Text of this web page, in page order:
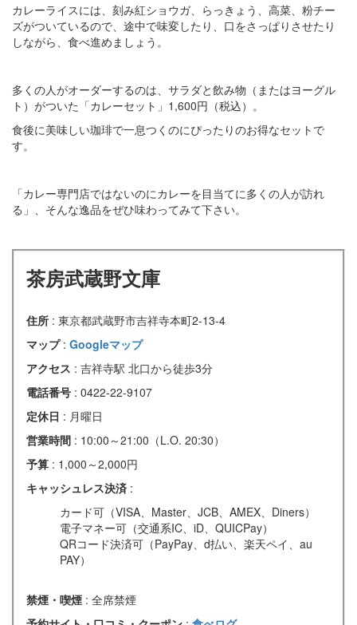
カレーライスには、刻み紅ショウガ、らっきょう、高菜、粉チー
ズがついているので、途中で味変したり、口をさっぱりさせたり
しながら、食べ進めましょう。
多くの人がオーダーするのは、サラダと飲み物（またはヨーグル
ト）がついた「カレーセット」1,600円（税込）。
食後に美味しい珈琲で一息つくのにぴったりのお得なセットで
す。
「カレー専門店ではないのにカレーを目当てに多くの人が訪れ
る」、そんな逸品をぜひ味わってみて下さい。
茶房武蔵野文庫
住所 : 東京都武蔵野市吉祥寺本町2-13-4
マップ : Googleマップ
アクセス : 吉祥寺駅 北口から徒歩3分
電話番号 : 0422-22-9107
定休日 : 月曜日
営業時間 : 10:00～21:00（L.O. 20:30）
予算 : 1,000～2,000円
キャッシュレス決済 :
カード可（VISA、Master、JCB、AMEX、Diners）
電子マネー可（交通系IC、iD、QUICPay）
QRコード決済可（PayPay、d払い、楽天ペイ、au
PAY）
禁煙・喫煙 : 全席禁煙